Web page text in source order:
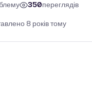
350переглядів
8 років тому